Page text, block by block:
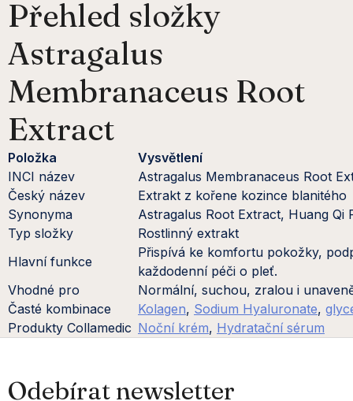
Přehled složky
Astragalus
Membranaceus Root
Extract
Položka
Vysvětlení
INCI název
Astragalus Membranaceus Root
Český název
Extrakt z kořene kozince blanitého
Synonyma
Astragalus Root Extract, Huang
Typ složky
Rostlinný extrakt
Hlavní funkce
Přispívá ke komfortu pokožky,
každodenní péči o pleť.
Vhodné pro
Normální, suchou, zralou i
Časté kombinace
Kolagen, Sodium Hyaluronate,
Produkty Collamedic Noční krém, Hydratační sérum
áOdebírat newsletter